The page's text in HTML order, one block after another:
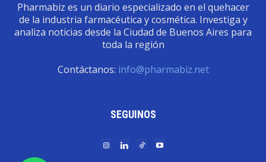
Pharmabiz es un diario especializado en el quehacer
de la industria farmacéutica y cosmética. Investiga y
analiza noticias desde la Ciudad de Buenos Aires para
toda la región
Contáctanos: info@pharmabiz.net
SEGUINOS